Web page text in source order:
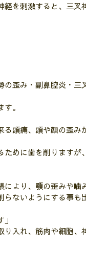
を刺激すると、三叉
歪み・副鼻腔炎・三
。
頭痛、頭や顔の歪み
めに歯を削りますが
より、顎の歪みや噛
ないようにする事も
入れ、筋肉や細胞、